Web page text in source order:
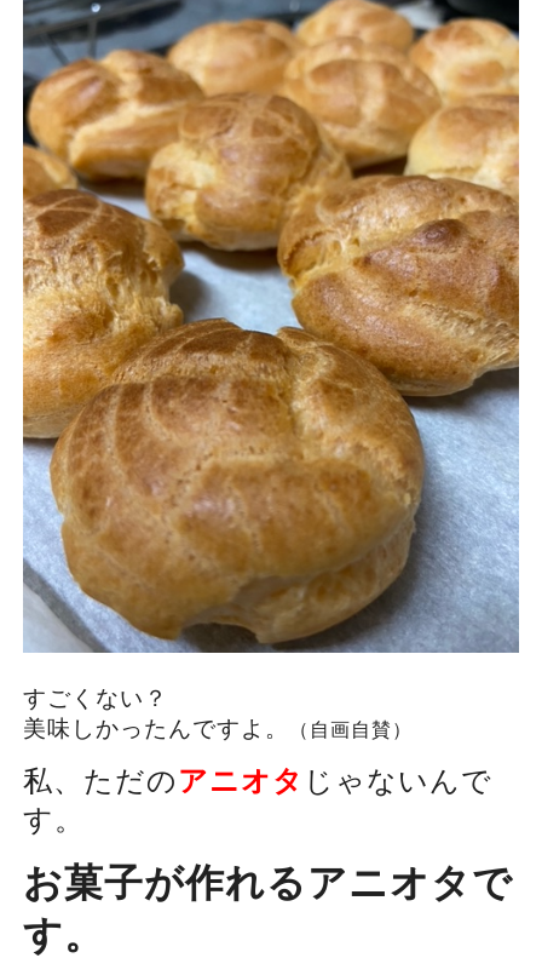
すごくない？
美味しかったんですよ。
（自画自賛）
私、ただのアニオタ じゃないんで
す。
お菓子が作れるアニオタで
す。